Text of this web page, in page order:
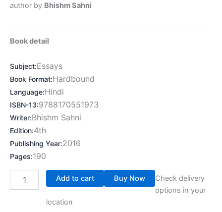
author by Bhishm Sahni
Book detail
Subject:Essays
Book Format:Hardbound
Language:Hindi
ISBN-13:9788170551973
Writer:Bhishm Sahni
Edition:4th
Publishing Year:2016
Pages:190
Add to cart Buy Now
Check delivery
options in your
location